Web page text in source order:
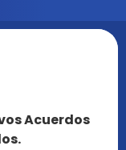
Acuerdos